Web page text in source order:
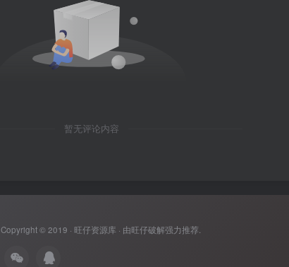
暂无评论内容
Copyright © 2019 · 旺仔资源库 · 由旺仔破解强力推荐.